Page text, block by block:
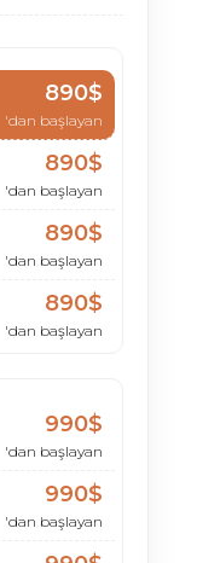
890$
'dan başlayan
890$
'dan başlayan
890$
'dan başlayan
890$
'dan başlayan
990$
'dan başlayan
990$
'dan başlayan